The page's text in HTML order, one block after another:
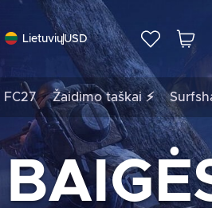
LietuviųUSD
FC27 Žaidimo taškai ⚡